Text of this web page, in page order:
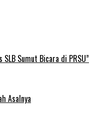
Sumut Bicara di PRSU”
Asalnya